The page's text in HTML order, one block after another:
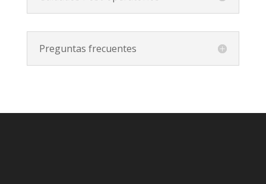
Preguntas frecuentes